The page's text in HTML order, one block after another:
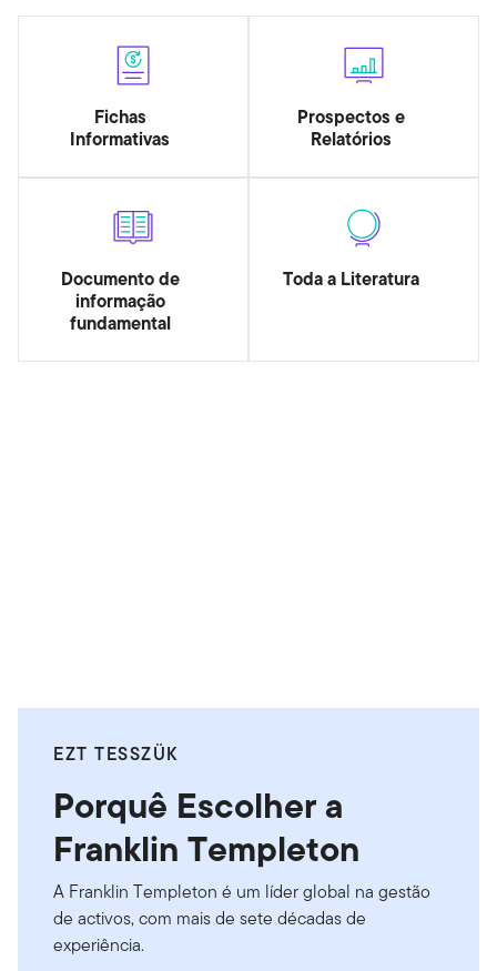
Fichas
Informativas
Prospectos e
Relatórios
Documento de
informação
fundamental
Toda a Literatura
EZT TESSZÜK
Porquê Escolher a
Franklin Templeton
A Franklin Templeton é um líder global na gestão
de activos, com mais de sete décadas de
experiência.